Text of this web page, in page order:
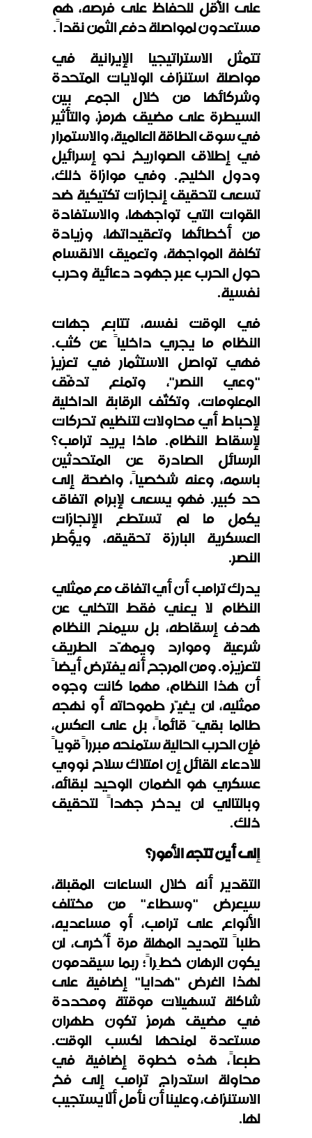
على الأقل للحفاظ على فرصه، هم
مستعدون لمواصلة دفع الثمن نقداً.
تتمثل الاستراتيجيا الإيرانية في
مواصلة استنزاف الولايات المتحدة
وشركائها من خلال الجمع بين
السيطرة على مضيق هرمز، والتأثير
في سوق الطاقة العالمية، والاستمرار
في إطلاق الصواريخ نحو إسرائيل
ودول الخليج. وفي موازاة ذلك،
تسعى لتحقيق إنجازات تكتيكية ضد
القوات التي تواجهها، والاستفادة
من أخطائها وتعقيداتها، وزيادة
تكلفة المواجهة، وتعميق الانقسام
حول الحرب عبر جهود دعائية وحرب
نفسية.
في الوقت نفسه، تتابع جهات
النظام ما يجري داخلياً عن كثب.
فهي تواصل الاستثمار في تعزيز
"وعي النصر"، وتمنع تدفّق
المعلومات، وتكثّف الرقابة الداخلية
لإحباط أي محاولات لتنظيم تحركات
لإسقاط النظام. ماذا يريد ترامب؟
الرسائل الصادرة عن المتحدثين
باسمه، وعنه شخصياً، واضحة إلى
حد كبير. فهو يسعى لإبرام اتفاق
يكمل ما لم تستطع الإنجازات
العسكرية البارزة تحقيقه، ويؤطر
النصر.
يدرك ترامب أن أي اتفاق مع ممثلي
النظام لا يعني فقط التخلي عن
هدف إسقاطه، بل سيمنح النظام
شرعية وموارد ويمهّد الطريق
لتعزيزه. ومن المرجح أنه يفترض أيضاً
أن هذا النظام، مهما كانت وجوه
ممثليه، لن يغيّر طموحاته أو نهجه
طالما بقيَ قائماً، بل على العكس،
فإن الحرب الحالية ستمنحه مبرراً قوياً
للادعاء القائل إن امتلاك سلاح نووي
عسكري هو الضمان الوحيد لبقائه،
وبالتالي لن يدخر جهداً لتحقيق
ذلك.
إلى أين تتجه الأمور؟
التقدير أنه خلال الساعات المقبلة،
سيعرض "وسطاء" من مختلف
الأنواع على ترامب، أو مساعديه،
طلباً لتمديد المهلة مرة أُخرى، لن
يكون الرهان خطِراً؛ ربما سيقدمون
لهذا الغرض "هدايا" إضافية على
شاكلة تسهيلات موقتة ومحددة
في مضيق هرمز تكون طهران
مستعدة لمنحها لكسب الوقت.
طبعاً، هذه خطوة إضافية في
محاولة استدراج ترامب إلى فخ
الاستنزاف، وعلينا أن نأمل ألّا يستجيب
لها.